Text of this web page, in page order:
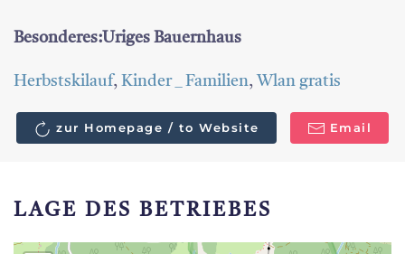
Besonderes:Uriges Bauernhaus
Herbstskilauf, Kinder _ Familien, Wlan gratis
zur Homepage / to Website Email
LAGE DES BETRIEBES